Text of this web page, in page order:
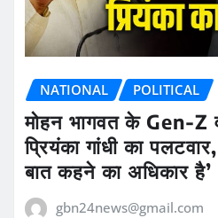
NATIONAL POLITICAL
मोहन भागवत के Gen-Z
प्रियंका गांधी का
बात कहने का अधिकार है’
gbn24news@gmail.com